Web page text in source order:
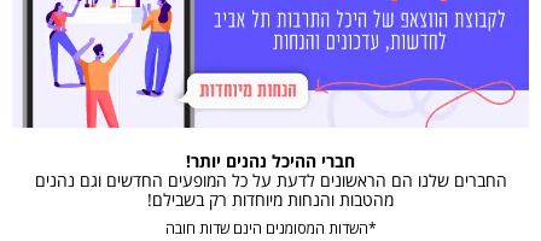
חברי ההיכל נהנים יותר!
החברים שלנו הם הראשונים לדעת על כל המופעים החדשים וגם נהנים
מהטבות והנחות מיוחדות רק בשבילם!
*השדות המסומנים הינם שדות חובה